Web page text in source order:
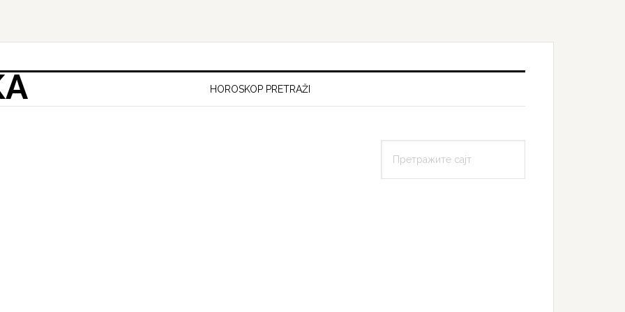
HOROSKOP PRETRAŽI